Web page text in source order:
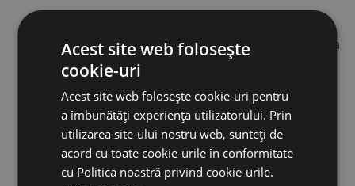
Cartușul de adeziv de 210 ml poate firedeschis
fără a
utiliza alte unelte.
Canula de amestecare esteprevăzută cu sistem de
siguranță pentru copiiși asigură raportul corect de
Acest site web folosește
cookie-uri
Acest site web folosește cookie-uri pentru
a îmbunătăți experiența utilizatorului. Prin
utilizarea site-ului nostru web, sunteți de
acord cu toate cookie-urile în conformitate
cu Politica noastră privind cookie-urile.